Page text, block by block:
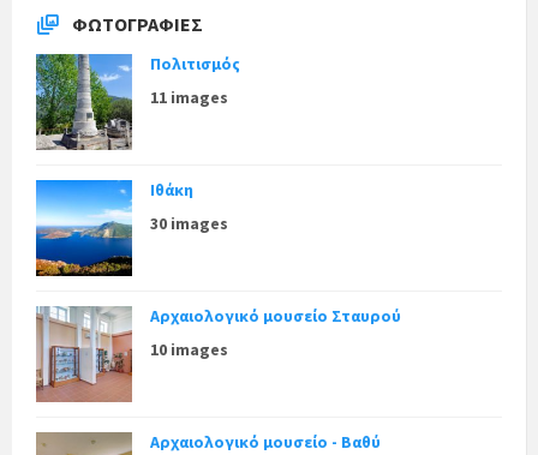
ΦΩΤΟΓΡΑΦΊΕΣ
Πολιτισμός
11 images
Ιθάκη
30 images
Αρχαιολογικό μουσείο Σταυρού
10 images
Αρχαιολογικό μουσείο - Βαθύ